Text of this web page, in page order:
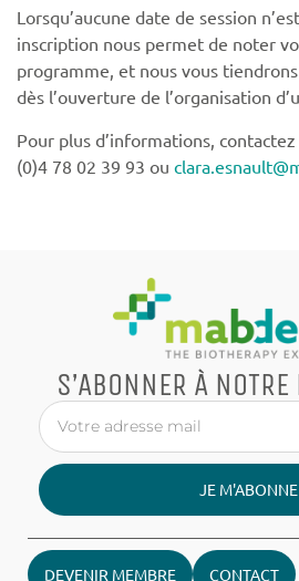
Lorsqu’aucune date de session
inscription nous permet de noter
programme, et nous vous
dès l’ouverture de l’organisation
Pour plus d’informations,
(0)4 78 02 39 93 ou
S’ABONNER À
JE M'ABONNE
DEVENIR MEMBRE CONTACT